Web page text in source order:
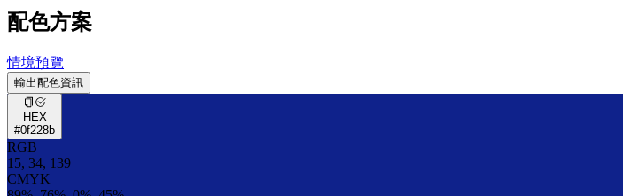
配色方案
情境預覽
輸出配色資訊
HEX
#0f228b
RGB
15, 34, 139
CMYK